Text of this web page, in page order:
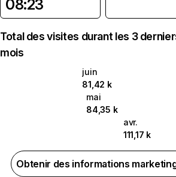
08:23
Total des visites durant les 3
mois
juin
81,42 k
mai
84,35 k
avr.
111,17 k
Obtenir des informations